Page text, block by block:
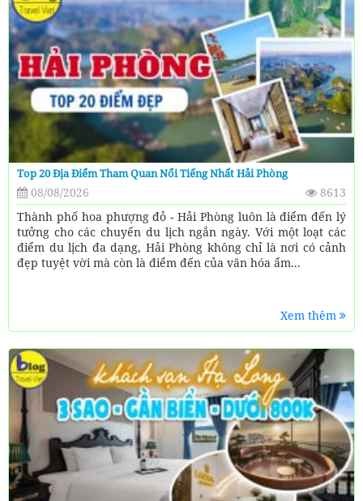
Top 20 Địa Điểm Tham Quan Nổi Tiếng Nhất Hải Phòng
08/08/2026
8613
Thành phố hoa phượng đỏ - Hải Phòng luôn là điểm đến lý
tưởng cho các chuyến du lịch ngắn ngày. Với một loạt các
điểm du lịch đa dạng, Hải Phòng không chỉ là nơi có cảnh
đẹp tuyệt vời mà còn là điểm đến của văn hóa ẩm...
Xem thêm